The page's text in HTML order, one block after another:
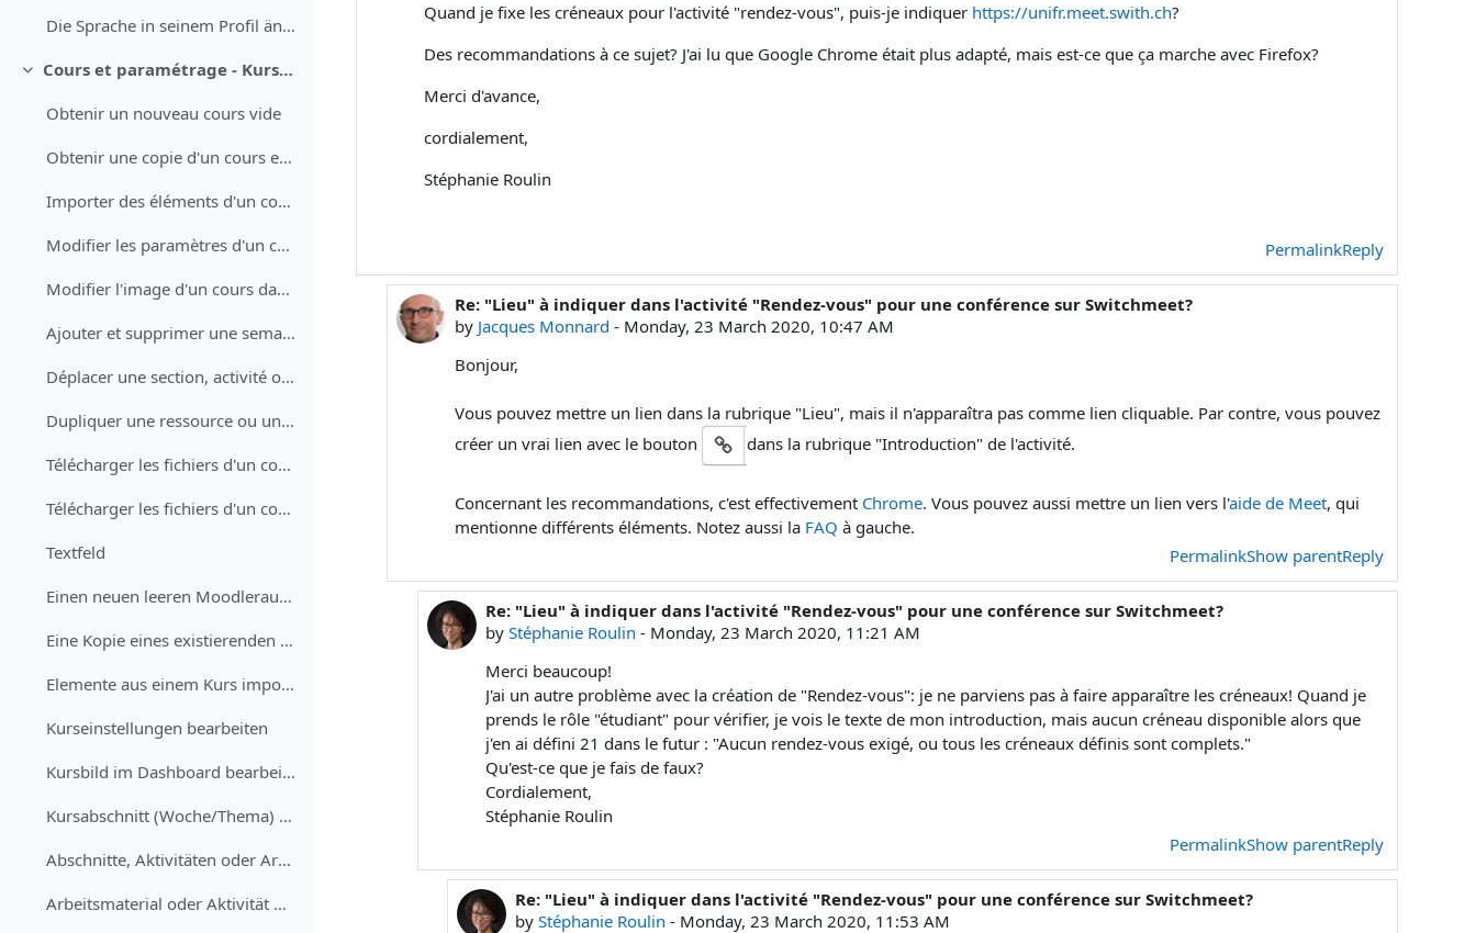
Die Sprache in seinem Profil ändern
Collapse
Cours et paramétrage - Kurse und Einstellungen
Obtenir un nouveau cours vide
Obtenir une copie d'un cours existant
Importer des éléments d'un cours (test QCM, devoir, questions)
Modifier les paramètres d'un cours
Modifier l'image d'un cours dans le tableau de bord
Ajouter et supprimer une semaine ou une section
Déplacer une section, activité ou ressource par glisser-déplacer
Dupliquer une ressource ou une activité
Télécharger les fichiers d'un cours (étudiant·e)
Télécharger les fichiers d'un cours (enseignant·e)
Textfeld
Einen neuen leeren Moodleraum erhalten
Eine Kopie eines existierenden Kurses erhalten
Elemente aus einem Kurs importieren (Tests, Aufgaben, Fragen)
Kurseinstellungen bearbeiten
Kursbild im Dashboard bearbeiten
Kursabschnitt (Woche/Thema) hinzufügen und löschen
Abschnitte, Aktivitäten oder Arbeitsmaterialien mit Drag&Drop verschieben
Arbeitsmaterial oder Aktivität duplizieren
Quand je fixe les créneaux pour l'activité "rendez-vous", puis-je indiquer https://unifr.meet.swith.ch?
Des recommandations à ce sujet? J'ai lu que Google Chrome était plus adapté, mais est-ce que ça marche avec Firefox?
Merci d'avance,
cordialement,
Stéphanie Roulin
PermalinkReply
In reply to Stéphanie Roulin
Re: "Lieu" à indiquer dans l'activité "Rendez-vous" pour une conférence sur Switchmeet?
by Jacques Monnard - Monday, 23 March 2020, 10:47 AM
Bonjour,
Vous pouvez mettre un lien dans la rubrique "Lieu", mais il n'apparaîtra pas comme lien cliquable. Par contre, vous pouvez
créer un vrai lien avec le bouton
dans la rubrique "Introduction" de l'activité.
Concernant les recommandations, c'est effectivement Chrome. Vous pouvez aussi mettre un lien vers l'aide de Meet, qui
mentionne différents éléments. Notez aussi la FAQ à gauche.
PermalinkShow parentReply
In reply to Jacques Monnard
Re: "Lieu" à indiquer dans l'activité "Rendez-vous" pour une conférence sur Switchmeet?
byStéphanie Roulin - Monday, 23 March 2020, 11:21 AM
Merci beaucoup!
J'ai un autre problème avec la création de "Rendez-vous": je ne parviens pas à faire apparaître les créneaux! Quand je
prends le rôle "étudiant" pour vérifier, je vois le texte de mon introduction, mais aucun créneau disponible alors que
j'en ai défini 21 dans le futur : "Aucun rendez-vous exigé, ou tous les créneaux définis sont complets."
Qu'est-ce que je fais de faux?
Cordialement,
Stéphanie Roulin
PermalinkShow parentReply
In reply to Stéphanie Roulin
Re: "Lieu" à indiquer dans l'activité "Rendez-vous" pour une conférence sur Switchmeet?
by Stéphanie Roulin - Monday, 23 March 2020, 11:53 AM